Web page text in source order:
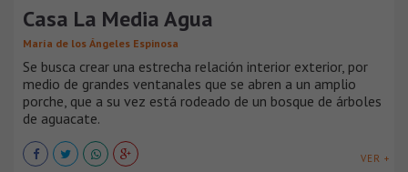
Casa La Media Agua
María de los Ángeles Espinosa
Se busca crear una estrecha relación interior exterior, por
medio de grandes ventanales que se abren a un amplio
porche, que a su vez está rodeado de un bosque de árboles
de aguacate.
VER +